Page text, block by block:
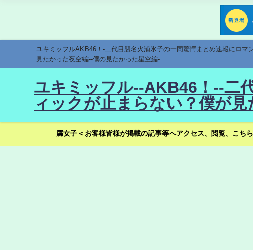
ユキミッフルAKB46！-二代目襲名火浦氷子の一同驚愕まとめ速報にロ
見たかった夜空編--僕の見たかった星空編-
ユキミッフル--AKB46！--二
ィックが止まらない？僕が
腐女子＜お客様皆様が掲載の記事等へアクセス、閲覧、こち